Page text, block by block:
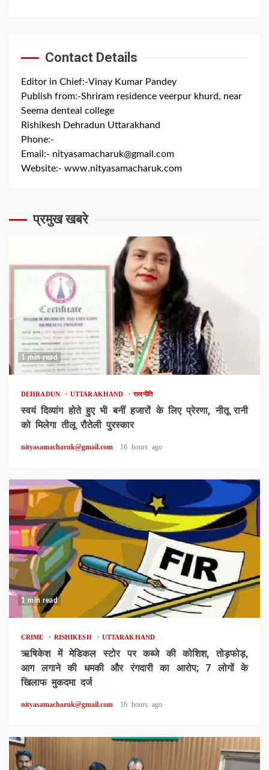
Contact Details
Editor in Chief:-Vinay Kumar Pandey
Publish from:-Shriram residence veerpur khurd, near
Seema denteal college
Rishikesh Dehradun Uttarakhand
Phone:-
Email:- nityasamacharuk@gmail.com
Website:- www.nityasamacharuk.com
प्रमुख खबरे
1 min read
DEHRADUN UTTARAKHAND राजनीति
स्वयं दिव्यांग होते हुए भी बनीं हजारों के लिए प्रेरणा, नीतू रानी
को मिलेगा तीलू रौतेली पुरस्कार
nityasamacharuk@gmail.com 16 hours ago
1 min read
CRIME RISHIKESH UTTARAKHAND
ऋषिकेश में मेडिकल स्टोर पर कब्जे की कोशिश, तोड़फोड़,
आग लगाने की धमकी और रंगदारी का आरोप; 7 लोगों के
खिलाफ मुकदमा दर्ज
nityasamacharuk@gmail.com 16 hours ago